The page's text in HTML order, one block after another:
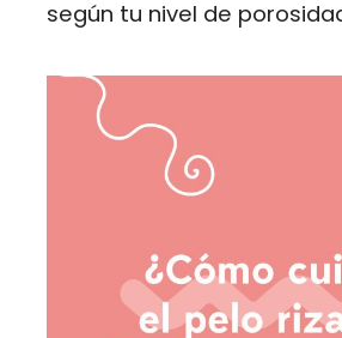
según tu nivel de